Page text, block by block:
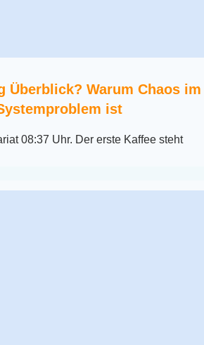
Überblick? Warum Chaos im
ist
08:37 Uhr. Der erste Kaffee steht